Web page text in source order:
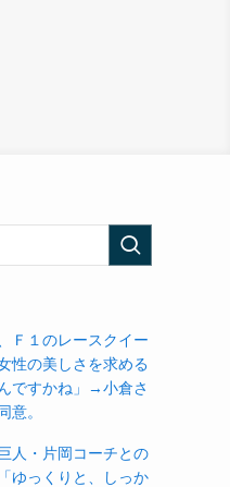
Ｆ１のレースクイー
性の美しさを求める
ですかね」→小倉さ
意。
人・片岡コーチとの
ゆっくりと、しっか